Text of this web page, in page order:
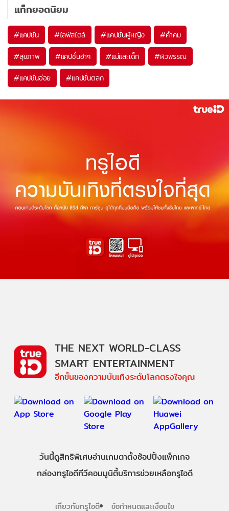
แท็กยอดนิยม
#แคปชั่น #ไลฟ์สไตล์ #แคปชั่นผู้หญิง #คำคม
#สุขภาพ #แคปชั่นฮาๆ #แม่และเด็ก #ผิวพรรณ
#แคปชั่นอ่อย #แคปชั่นตลก
THE NEXT WORLD-CLASS
SMART ENTERTAINMENT
อีกขั้นของความบันเทิงระดับโลกตรงใจคุณ
วันนี้ดูสิทธิพิเศษอ่านเกมตาตั้งช้อปปิ้งแพ็กเกจ
กล่องทรูไอดีทีวีคอมมูนิตี้บริการช่วยเหลือทรูไอดี
เกี่ยวกับทรูไอดี ข้อกำหนดและเงื่อนไข